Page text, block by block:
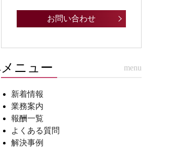
お問い合わせ
メニュー menu
新着情報
業務案内
報酬一覧
よくある質問
解決事例